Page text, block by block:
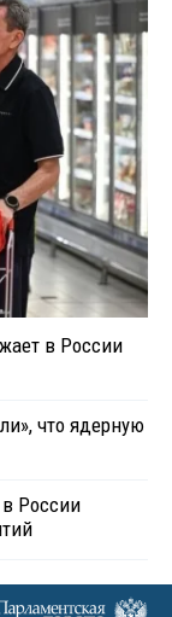
в России
что ядерную
России